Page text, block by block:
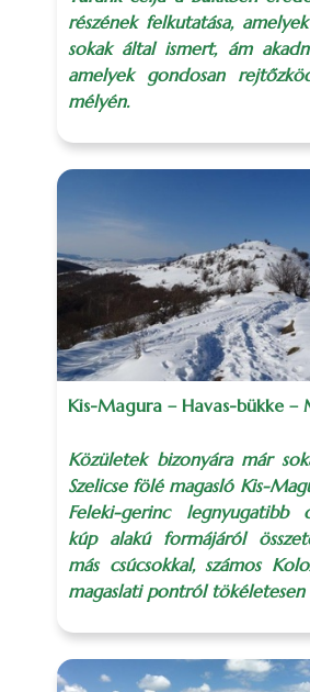
részének felkutatása,
sokak által ismert, ám
amelyek gondosan
mélyén.
Kis-Magura – Havas-bükke –
Közületek bizonyára már
Szelicse fölé magasló Kis-
Feleki-gerinc legnyugatibb
kúp alakú formájáról
más csúcsokkal, számos
magaslati pontról tökéletesen